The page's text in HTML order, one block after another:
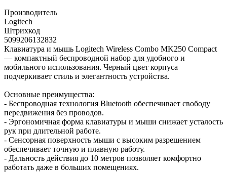
Производитель
Logitech
Штрихкод
5099206132832
Клавиатура и мышь Logitech Wireless Combo MK250 Compact
— компактный беспроводной набор для удобного и
мобильного использования. Черный цвет корпуса
подчеркивает стиль и элегантность устройства.
Основные преимущества:
- Беспроводная технология Bluetooth обеспечивает свободу
передвижения без проводов.
- Эргономичная форма клавиатуры и мыши снижает усталость
рук при длительной работе.
- Сенсорная поверхность мыши с высоким разрешением
обеспечивает точную и плавную работу.
- Дальность действия до 10 метров позволяет комфортно
работать даже в больших помещениях.